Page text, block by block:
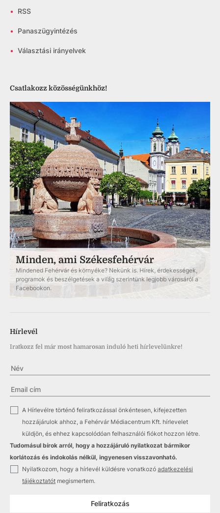
• RSS
• Panaszügyintézés
• Választási irányelvek
Csatlakozz közösségünkhöz!
Minden, ami Székesfehérvár
Mindened Fehérvár és környéke? Nekünk is. Hírek, érdekességek,
programok és beszélgetések a világ szerintünk legjobb városáról a
Facebookon.
Hírlevél
Iratkozz fel már most hamarosan induló heti hírlevelünkre!
✓
A Hírlevélre történő feliratkozással önkéntesen, kifejezetten
hozzájárulok ahhoz, a Fehérvár Médiacentrum Kft. hírlevelet
küldjön, és ehhez kapcsolódóan felhasználói fiókot hozzon létre.
Tudomásul bírok arról, hogy a hozzájáruló nyilatkozat bármikor
korlátozás és indokolás nélkül, ingyenesen visszavonható.
✓ Nyilatkozom, hogy a hírlevél küldésre vonatkozó adatkezelési
tájékoztatót megismertem.
Feliratkozás